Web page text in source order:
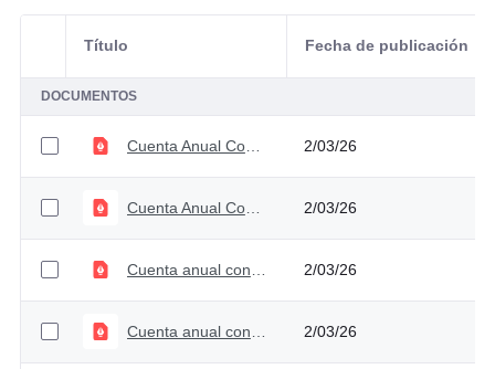
Selección del elemento
Título Fecha de publicación
DOCUMENTOS
Cuenta Anual Consolidada 2025 2/03/26
Cuenta Anual Consolidada 2024 2/03/26
2/03/26
2/03/26